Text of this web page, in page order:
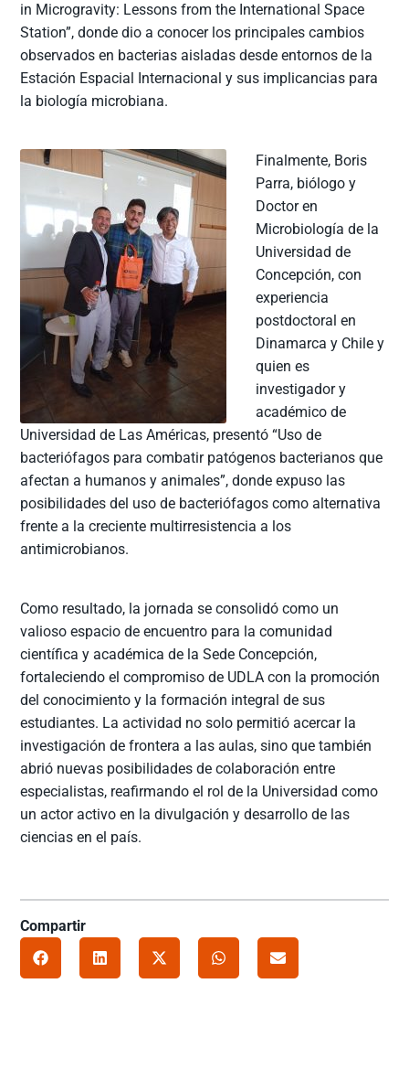
in Microgravity: Lessons from the International Space
Station”, donde dio a conocer los principales cambios
observados en bacterias aisladas desde entornos de la
Estación Espacial Internacional y sus implicancias para
la biología microbiana.
Finalmente, Boris
Parra, biólogo y
Doctor en
Microbiología de la
Universidad de
Concepción, con
experiencia
postdoctoral en
Dinamarca y Chile y
quien es
investigador y
académico de
Universidad de Las Américas, presentó “Uso de
bacteriófagos para combatir patógenos bacterianos que
afectan a humanos y animales”, donde expuso las
posibilidades del uso de bacteriófagos como alternativa
frente a la creciente multirresistencia a los
antimicrobianos.
Como resultado, la jornada se consolidó como un
valioso espacio de encuentro para la comunidad
científica y académica de la Sede Concepción,
fortaleciendo el compromiso de UDLA con la promoción
del conocimiento y la formación integral de sus
estudiantes. La actividad no solo permitió acercar la
investigación de frontera a las aulas, sino que también
abrió nuevas posibilidades de colaboración entre
especialistas, reafirmando el rol de la Universidad como
un actor activo en la divulgación y desarrollo de las
ciencias en el país.
Compartir